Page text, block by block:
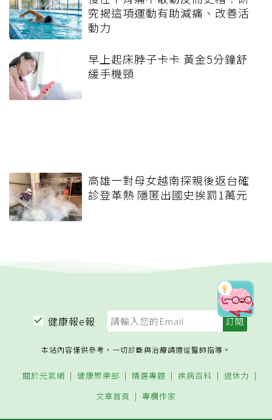
究揭這項運動有助減痛、改善活
動力
早上起床脖子卡卡 黃金5分鐘舒
緩手機頸
高雄一對母女越南探親後返台確
診登革熱 隱匿出國史挨罰1萬元
健康報e報
本站內容僅供參考，一切診斷與治療請遵從醫師指導。
關於元氣網 健康聚樂部 精選專題 疾病百科
退休力
文章首頁
專欄作家